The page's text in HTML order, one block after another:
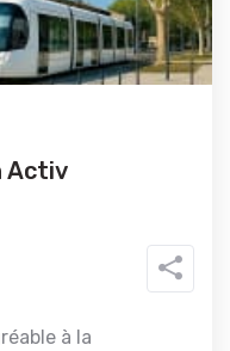
Activ
à la